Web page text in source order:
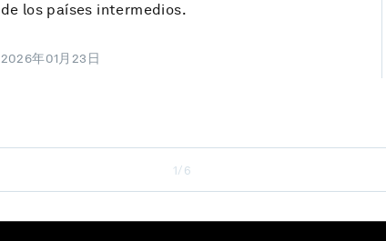
de los países intermedios.
2026年01月23日
1/6